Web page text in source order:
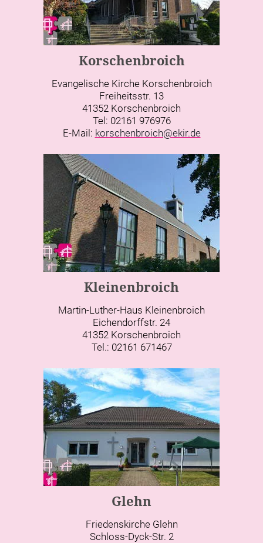
Korschenbroich
Evangelische Kirche Korschenbroich
Freiheitsstr. 13
41352 Korschenbroich
Tel: 02161 976976
E-Mail: korschenbroich@ekir.de
Kleinenbroich
Martin-Luther-Haus Kleinenbroich
Eichendorffstr. 24
41352 Korschenbroich
Tel.: 02161 671467
Glehn
Friedenskirche Glehn
Schloss-Dyck-Str. 2